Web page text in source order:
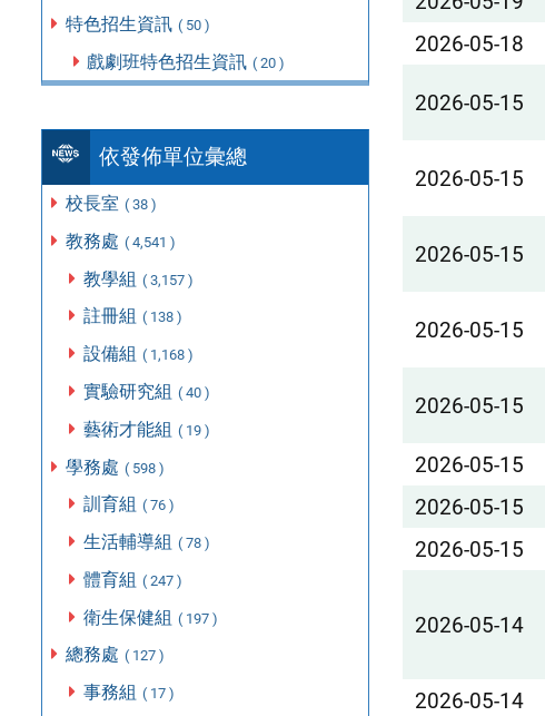
特色招生資訊 ( 50 )
戲劇班特色招生資訊 ( 20 )
依發佈單位彙總
校長室 ( 38 )
教務處 ( 4,541 )
教學組 ( 3,157 )
註冊組 ( 138 )
設備組 ( 1,168 )
實驗研究組 ( 40 )
藝術才能組 ( 19 )
學務處 ( 598 )
訓育組 ( 76 )
生活輔導組 ( 78 )
體育組 ( 247 )
衛生保健組 ( 197 )
總務處 ( 127 )
事務組 ( 17 )
2026-05-18
2026-05-15
2026-05-15
2026-05-15
2026-05-15
2026-05-15
2026-05-15
2026-05-15
2026-05-15
2026-05-14
2026-05-14